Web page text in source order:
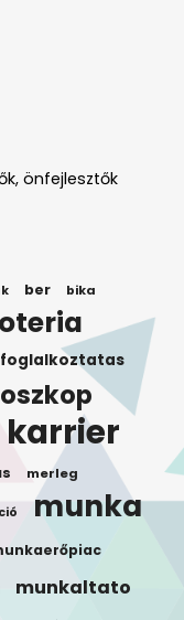
önfejlesztők
ber bika
foglalkoztatas
karrier
merleg
munka
munkaltato